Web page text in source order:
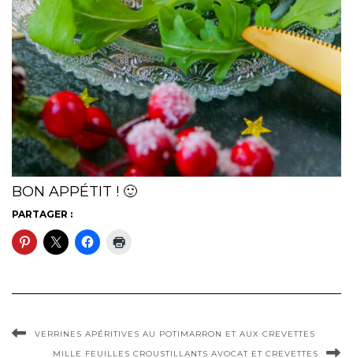
BON APPÉTIT ! 🙂
PARTAGER :
VERRINES APÉRITIVES AU POTIMARRON ET AUX CREVETTES
MILLE FEUILLES CROUSTILLANTS AVOCAT ET CREVETTES